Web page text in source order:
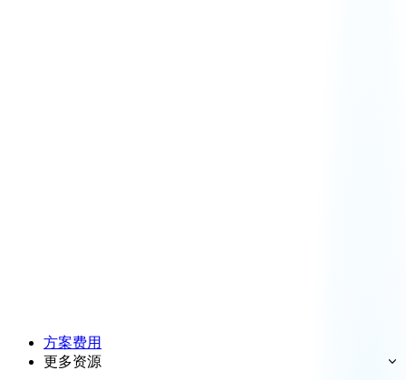
方案费用
更多资源